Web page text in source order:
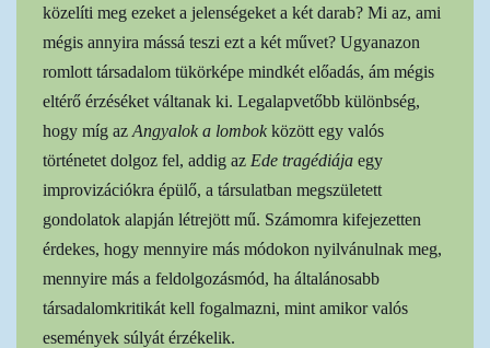
közelíti meg ezeket a jelenségeket a két darab? Mi az, ami
mégis annyira mássá teszi ezt a két művet? Ugyanazon
romlott társadalom tükörképe mindkét előadás, ám mégis
eltérő érzéséket váltanak ki. Legalapvetőbb különbség,
hogy míg az Angyalok a lombok között egy valós
történetet dolgoz fel, addig az Ede tragédiája egy
improvizációkra épülő, a társulatban megszületett
gondolatok alapján létrejött mű. Számomra kifejezetten
érdekes, hogy mennyire más módokon nyilvánulnak meg,
mennyire más a feldolgozásmód, ha általánosabb
társadalomkritikát kell fogalmazni, mint amikor valós
események súlyát érzékelik.